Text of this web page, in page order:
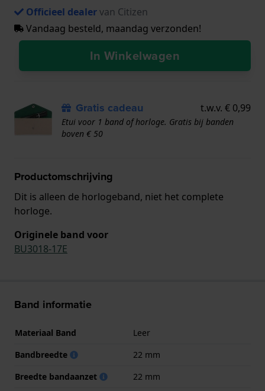
Officieel dealervan Citizen
Vandaag besteld, maandag verzonden!
In Winkelwagen
Gratis cadeau t.w.v. € 0,99
Etui voor 1 band of horloge. Gratis bij banden
boven € 50
Productomschrijving
Dit is alleen de horlogeband, niet het complete
horloge.
Originele band voor
BU3018-17E
Band informatie
Materiaal Band
Leer
Bandbreedte
22 mm
Breedte bandaanzet
22 mm